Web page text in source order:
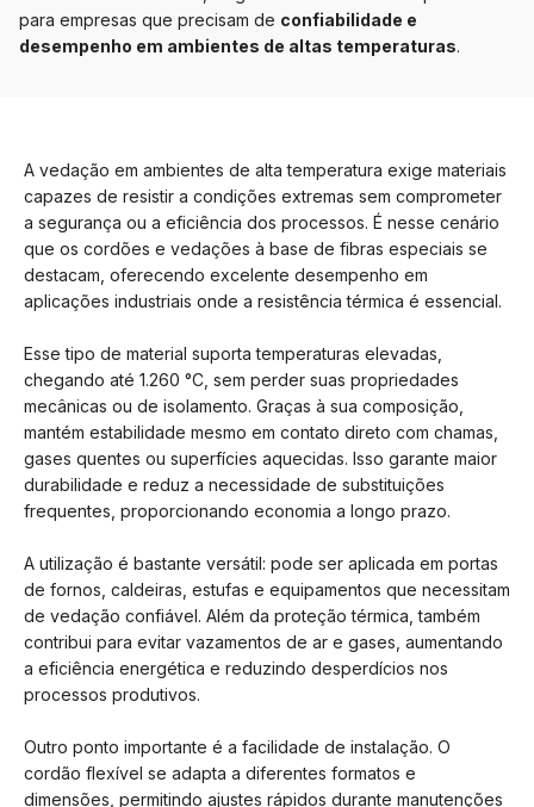
para empresas que precisam de confiabilidade e
desempenho em ambientes de altas temperaturas.
A vedação em ambientes de alta temperatura exige materiais
capazes de resistir a condições extremas sem comprometer
a segurança ou a eficiência dos processos. É nesse cenário
que os cordões e vedações à base de fibras especiais se
destacam, oferecendo excelente desempenho em
aplicações industriais onde a resistência térmica é essencial.
Esse tipo de material suporta temperaturas elevadas,
chegando até 1.260 °C, sem perder suas propriedades
mecânicas ou de isolamento. Graças à sua composição,
mantém estabilidade mesmo em contato direto com chamas,
gases quentes ou superfícies aquecidas. Isso garante maior
durabilidade e reduz a necessidade de substituições
frequentes, proporcionando economia a longo prazo.
A utilização é bastante versátil: pode ser aplicada em portas
de fornos, caldeiras, estufas e equipamentos que necessitam
de vedação confiável. Além da proteção térmica, também
contribui para evitar vazamentos de ar e gases, aumentando
a eficiência energética e reduzindo desperdícios nos
processos produtivos.
Outro ponto importante é a facilidade de instalação. O
cordão flexível se adapta a diferentes formatos e
dimensões, permitindo ajustes rápidos durante manutenções